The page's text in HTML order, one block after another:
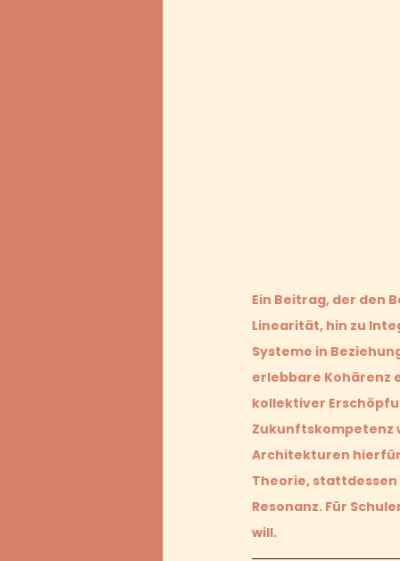
Ein Beitrag, der den
Linearität, hin zu
Systeme in
erlebbare Kohärenz
kollektiver
Zukunftskompetenz
Architekturen
Theorie,
Resonanz. Für
will.